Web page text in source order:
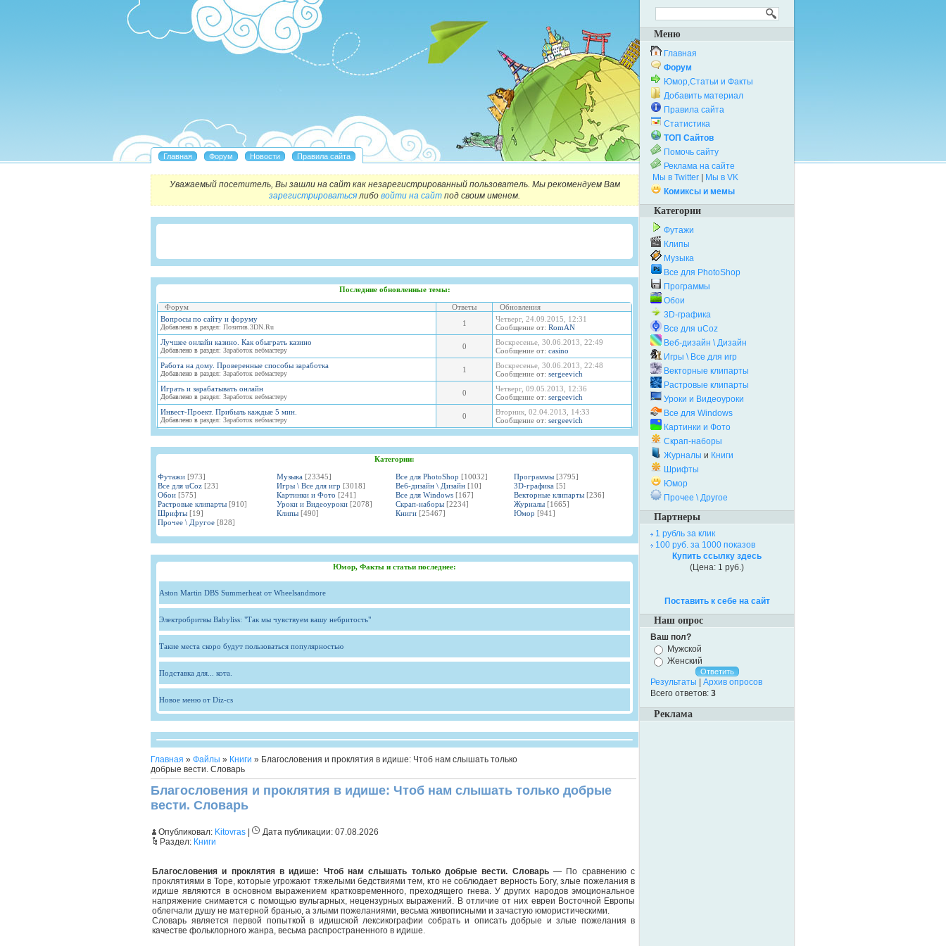
Уважаемый посетитель, Вы зашли на сайт как незарегистрированный пользователь. Мы рекомендуем Вам
зарегистрироватьсялибо войти на сайт под своим именем.
Последние обновленные темы:
Форум Ответы
Обновления
Вопросы по сайту и форуму
Добавлено в раздел: Позитив.3DN.Ru 1
Четверг, 24.09.2015, 12:31
Сообщение от: RomAN
Лучшее онлайн казино. Как обыграть казино
Добавлено в раздел: Заработок вебмастеру 0
Воскресенье, 30.06.2013, 22:49
Сообщение от: casino
Работа на дому. Проверенные способы заработка
Добавлено в раздел: Заработок вебмастеру 1
Воскресенье, 30.06.2013, 22:48
Сообщение от: sergeevich
Играть и зарабатывать онлайн
Добавлено в раздел: Заработок вебмастеру 0
Четверг, 09.05.2013, 12:36
Сообщение от: sergeevich
Инвест-Проект. Прибыль каждые 5 мин.
Добавлено в раздел: Заработок вебмастеру 0
Вторник, 02.04.2013, 14:33
Сообщение от: sergeevich
Категории:
Футажи [973] Музыка [23345] Все для PhotoShop [10032] Программы [3795]
Все для uCoz [23] Игры \ Все для игр [3018] Веб-дизайн \ Дизайн [10] 3D-графика [5]
Обои [575] Картинки и Фото [241] Все для Windows [167] Векторные клипарты [236]
Растровые клипарты [910] Уроки и Видеоуроки [2078] Скрап-наборы [2234] Журналы [1665]
Шрифты [19] Клипы [490] Книги [25467] Юмор [941]
Прочее \ Другое [828]
Юмор, Факты и статьи последнее:
Aston Martin DBS Summerheat от Wheelsandmore
Электробритвы Babyliss: "Так мы чувствуем вашу небритость"
Такие места скоро будут пользоваться популярностью
Подставка для... кота.
Новое меню от Diz-cs
Главная » Файлы » Книги » Благословения и проклятия в идише: Чтоб нам слышать только
добрые вести. Словарь
Благословения и проклятия в идише: Чтоб нам слышать только добрые
вести. Словарь
Опубликовал: Kitovras Дата публикации: 07.08.2026
Раздел: Книги
Благословения и проклятия в идише: Чтоб нам слышать только добрые вести. Словарь— По сравнению с
проклятиями в Торе, которые угрожают тяжелыми бедствиями тем, кто не соблюдает верность Богу, злые пожелания в
идише являются в основном выражением кратковременного, преходящего гнева. У других народов эмоциональное
напряжение снимается с помощью вульгарных, нецензурных выражений. В отличие от них евреи Восточной Европы
облегчали душу не матерной бранью, а злыми пожеланиями, весьма живописными и зачастую юмористическими.
Словарь является первой попыткой в идишской лексикографии собрать и описать добрые и злые пожелания в
качестве фольклорного жанра, весьма распространенного в идише.
Меню
Главная
Форум
Юмор,Статьи и Факты
Добавить материал
Правила сайта
Статистика
ТОП Сайтов
Помочь сайту
Реклама на сайте
Мы в Twitter
Мы в VK
Комиксы и мемы
Категории
Футажи
Клипы
Музыка
Все для PhotoShop
Программы
Обои
3D-графика
Все для uCoz
Веб-дизайн \ Дизайн
Игры \ Все для игр
Векторные клипарты
Растровые клипарты
Уроки и Видеоуроки
Все для Windows
Картинки и Фото
Скрап-наборы
Журналы и Книги
Шрифты
Юмор
Прочее \ Другое
Партнеры
1 рубль за клик
100 руб. за 1000 показов
Купить ссылку здесь
(Цена: 1 руб.)
Поставить к себе на сайт
Наш опрос
Ваш пол?
Мужской
Женский
Результаты | Архив опросов
Всего ответов: 3
Реклама